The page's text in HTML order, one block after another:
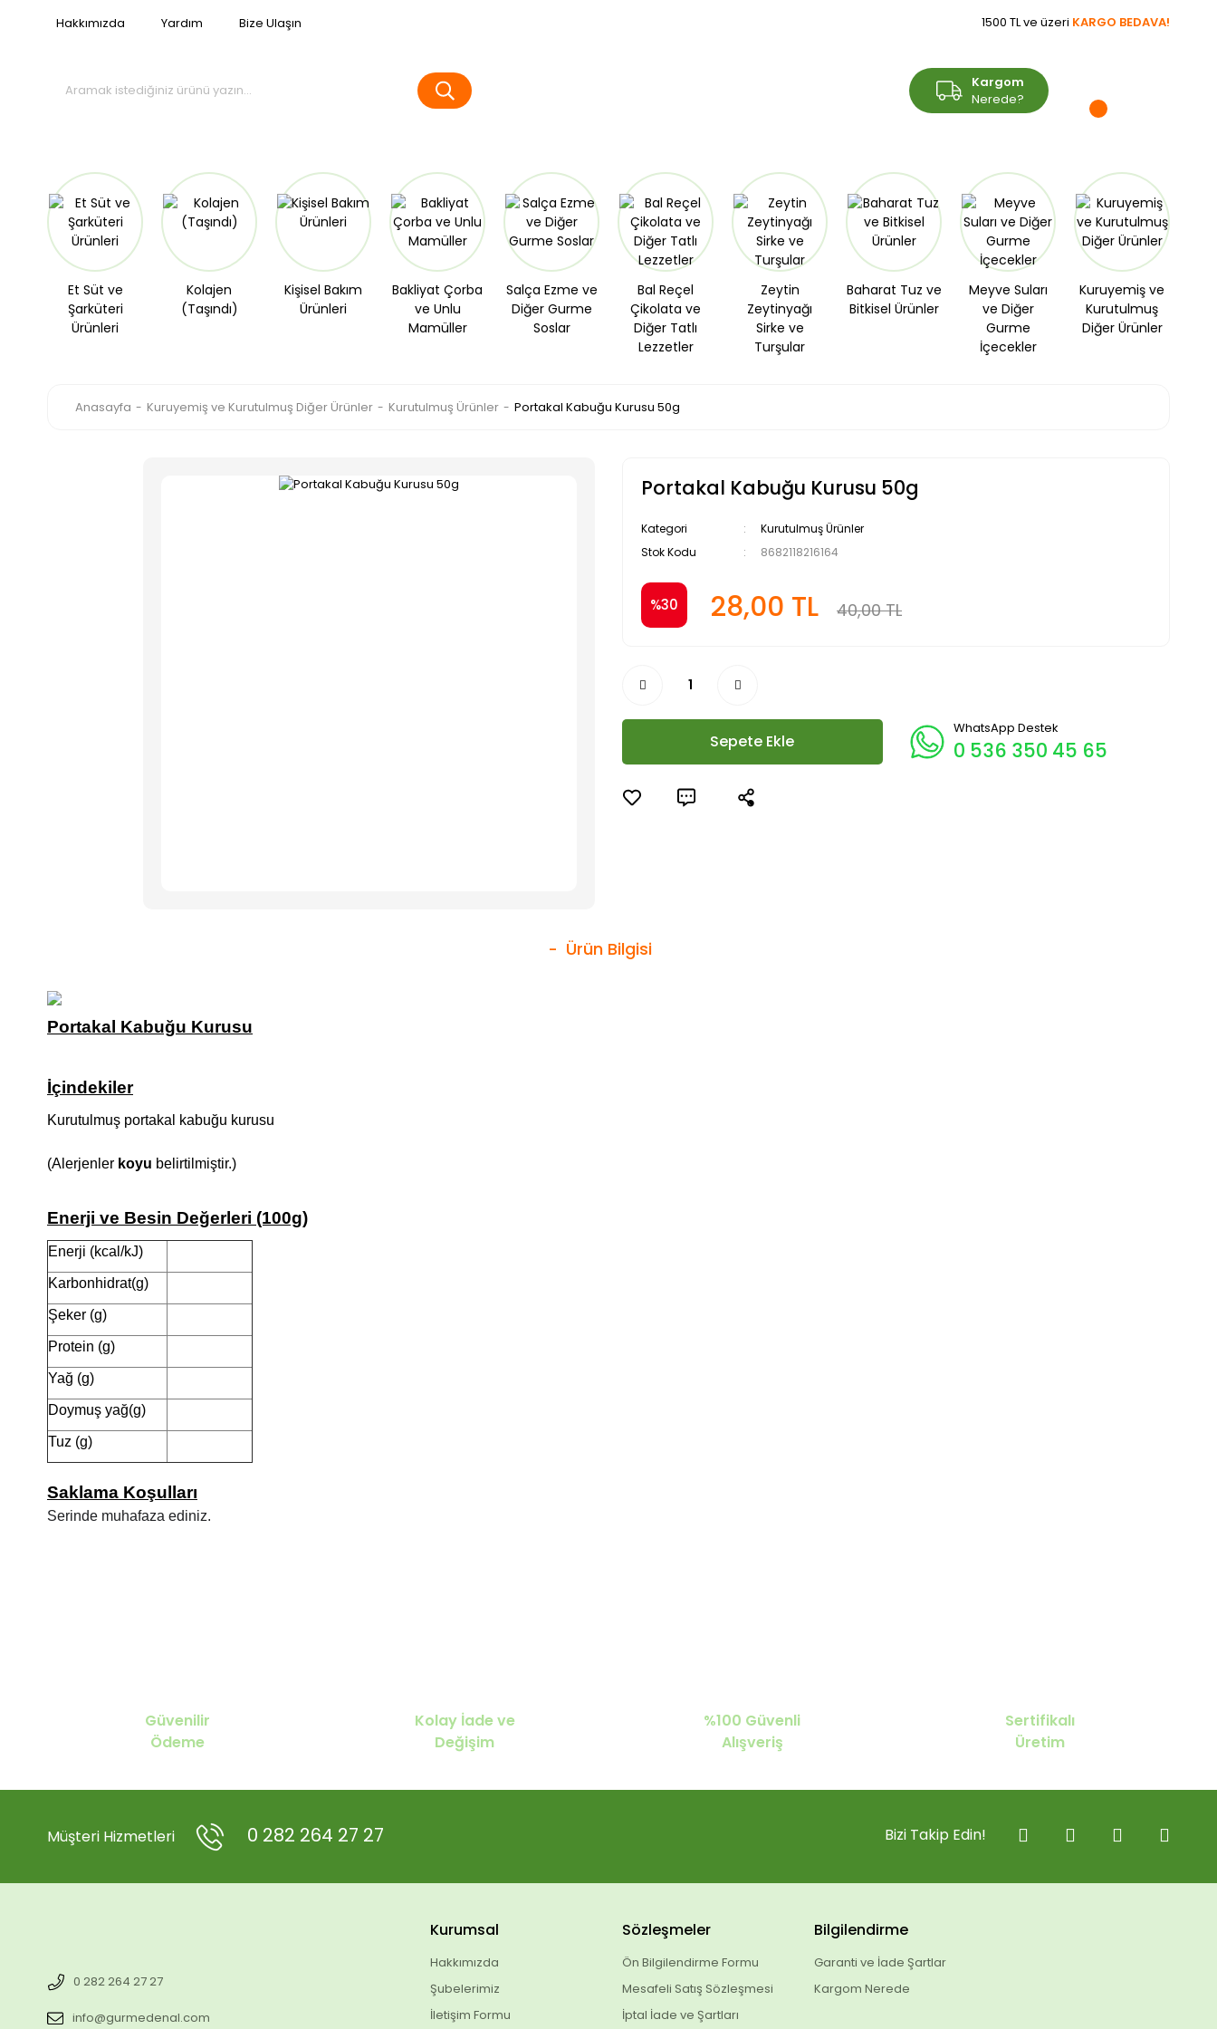
Hakkımızda Yardım Bize Ulaşın 1500 TL ve üzeri KARGO BEDAVA!
Kargom
Nerede?
Et Süt ve
Şarküteri
Ürünleri
Kolajen
(Taşındı)
Kişisel Bakım
Ürünleri
Bakliyat Çorba
ve Unlu
Mamüller
Salça Ezme ve
Diğer Gurme
Soslar
Bal Reçel
Çikolata ve
Diğer Tatlı
Lezzetler
Zeytin
Zeytinyağı
Sirke ve
Turşular
Baharat Tuz ve
Bitkisel Ürünler
Meyve Suları
ve Diğer
Gurme
İçecekler
Kuruyemiş ve
Kurutulmuş
Diğer Ürünler
Anasayfa Kuruyemiş ve Kurutulmuş Diğer Ürünler Kurutulmuş Ürünler Portakal Kabuğu Kurusu 50g
Portakal Kabuğu Kurusu 50g
Kategori
Kurutulmuş Ürünler
Stok Kodu
8682118216164
%30 28,00 TL 40,00 TL
Sepete Ekle
WhatsApp Destek
0 536 350 45 65
Ürün Bilgisi
Portakal Kabuğu Kurusu
İçindekiler
Kurutulmuş portakal kabuğu kurusu
(Alerjenler koyu belirtilmiştir.)
Enerji ve Besin Değerleri (100g)
Enerji (kcal/kJ)
Karbonhidrat(g)
Şeker (g)
Protein (g)
Yağ (g)
Doymuş yağ(g)
Tuz (g)
Saklama Koşulları
Serinde muhafaza ediniz.
Güvenilir
Ödeme
Kolay İade ve
Değişim
%100 Güvenli
Alışveriş
Sertifikalı
Üretim
Müşteri Hizmetleri 0 282 264 27 27 Bizi Takip Edin!
0 282 264 27 27
info@gurmedenal.com
Kurumsal
Hakkımızda
Şubelerimiz
İletişim Formu
Sözleşmeler
Ön Bilgilendirme Formu
Mesafeli Satış Sözleşmesi
İptal İade ve Şartları
Bilgilendirme
Garanti ve İade Şartlar
Kargom Nerede